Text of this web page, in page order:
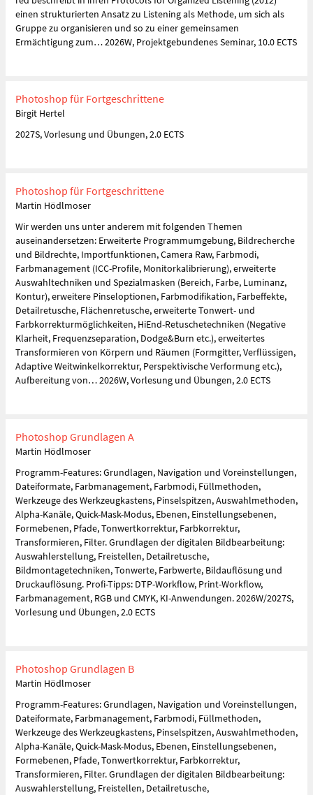
einen strukturierten Ansatz zu Listening als Methode, um sich als
Gruppe zu organisieren und so zu einer gemeinsamen
Ermächtigung zum… 2026W, Projektgebundenes Seminar, 10.0 ECTS
Photoshop für Fortgeschrittene
Birgit Hertel
2027S, Vorlesung und Übungen, 2.0 ECTS
Photoshop für Fortgeschrittene
Martin Hödlmoser
Wir werden uns unter anderem mit folgenden Themen
auseinandersetzen: Erweiterte Programmumgebung, Bildrecherche
und Bildrechte, Importfunktionen, Camera Raw, Farbmodi,
Farbmanagement (ICC-Profile, Monitorkalibrierung), erweiterte
Auswahltechniken und Spezialmasken (Bereich, Farbe, Luminanz,
Kontur), erweitere Pinseloptionen, Farbmodifikation, Farbeffekte,
Detailretusche, Flächenretusche, erweiterte Tonwert- und
Farbkorrekturmöglichkeiten, HiEnd-Retuschetechniken (Negative
Klarheit, Frequenzseparation, Dodge&Burn etc.), erweitertes
Transformieren von Körpern und Räumen (Formgitter, Verflüssigen,
Adaptive Weitwinkelkorrektur, Perspektivische Verformung etc.),
Aufbereitung von… 2026W, Vorlesung und Übungen, 2.0 ECTS
Photoshop Grundlagen A
Martin Hödlmoser
Programm-Features: Grundlagen, Navigation und Voreinstellungen,
Dateiformate, Farbmanagement, Farbmodi, Füllmethoden,
Werkzeuge des Werkzeugkastens, Pinselspitzen, Auswahlmethoden,
Alpha-Kanäle, Quick-Mask-Modus, Ebenen, Einstellungsebenen,
Formebenen, Pfade, Tonwertkorrektur, Farbkorrektur,
Transformieren, Filter. Grundlagen der digitalen Bildbearbeitung:
Auswahlerstellung, Freistellen, Detailretusche,
Bildmontagetechniken, Tonwerte, Farbwerte, Bildauflösung und
Druckauflösung. Profi-Tipps: DTP-Workflow, Print-Workflow,
Farbmanagement, RGB und CMYK, KI-Anwendungen. 2026W/2027S,
Vorlesung und Übungen, 2.0 ECTS
Photoshop Grundlagen B
Martin Hödlmoser
Programm-Features: Grundlagen, Navigation und Voreinstellungen,
Dateiformate, Farbmanagement, Farbmodi, Füllmethoden,
Werkzeuge des Werkzeugkastens, Pinselspitzen, Auswahlmethoden,
Alpha-Kanäle, Quick-Mask-Modus, Ebenen, Einstellungsebenen,
Formebenen, Pfade, Tonwertkorrektur, Farbkorrektur,
Transformieren, Filter. Grundlagen der digitalen Bildbearbeitung:
Auswahlerstellung, Freistellen, Detailretusche,